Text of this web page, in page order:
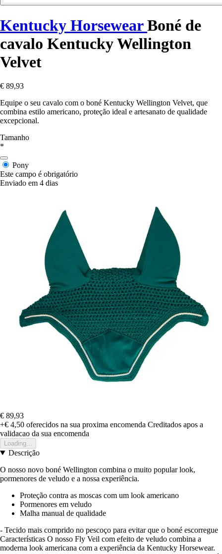
Kentucky HorsewearBoné de
cavalo Kentucky Wellington
Velvet
€ 89,93
Equipe o seu cavalo com o boné Kentucky Wellington Velvet, que
combina estilo americano, proteção ideal e artesanato de qualidade
excepcional.
Tamanho
*
Pony
Este campo é obrigatório
Enviado em 4 dias
€ 89,93
+€ 4,50 oferecidos na sua proxima encomenda Creditados apos a
validacao da sua encomenda
Loading...
Descrição
O nosso novo boné Wellington combina o muito popular look,
pormenores de veludo e a nossa experiência.
Proteção contra as moscas com um look americano
Pormenores em veludo
Malha manual de qualidade
- Tecido mais comprido no pescoço para evitar que o boné escorregue
Características O nosso Fly Veil com efeito de veludo combina a
moderna look americana com a experiência da Kentucky Horsewear.